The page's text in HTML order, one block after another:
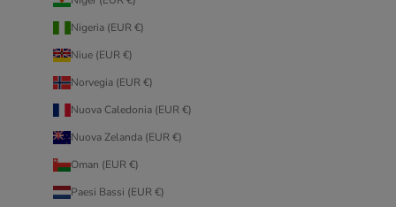
Nigeria (EUR €)
Niue (EUR €)
Norvegia (EUR €)
Nuova Caledonia (EUR €)
Nuova Zelanda (EUR €)
Oman (EUR €)
Paesi Bassi (EUR €)